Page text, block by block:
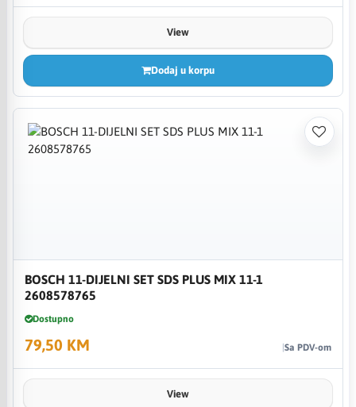
View
Dodaj u korpu
BOSCH 11-DIJELNI SET SDS PLUS MIX 11-1
2608578765
Dostupno
79,50 KM Sa PDV-om
View